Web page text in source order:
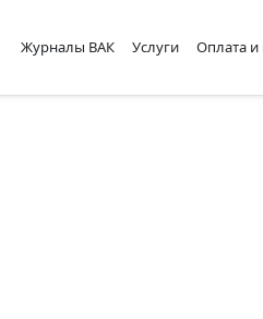
Журналы ВАК Услуги Оплата и